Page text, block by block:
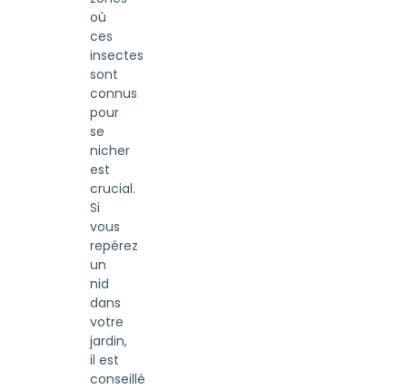
où
ces
insectes
sont
connus
pour
se
nicher
est
crucial.
Si
vous
repérez
un
nid
dans
votre
jardin,
il est
conseillé